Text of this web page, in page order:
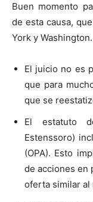
Buen momento
de esta causa,
York y Washington.
El juicio no es
que para
que se
El estatuto
Estenssoro)
(OPA). Esto
de acciones en
oferta similar al